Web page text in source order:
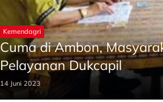
Kemendagri
Cuma di Ambon,
Pelayanan Dukcapil
14 Juni 2023